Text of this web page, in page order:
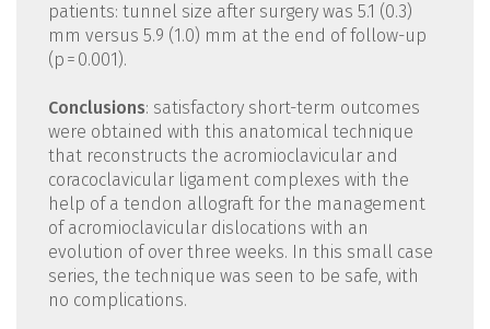
patients: tunnel size after surgery was 5.1 (0.3)
mm versus 5.9 (1.0) mm at the end of follow-up
(p = 0.001).
Conclusions: satisfactory short-term outcomes
were obtained with this anatomical technique
that reconstructs the acromioclavicular and
coracoclavicular ligament complexes with the
help of a tendon allograft for the management
of acromioclavicular dislocations with an
evolution of over three weeks. In this small case
series, the technique was seen to be safe, with
no complications.